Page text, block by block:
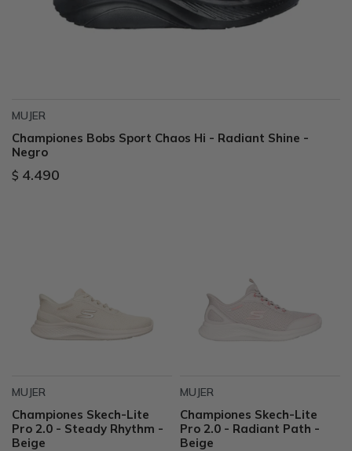
MUJER
Championes Bobs Sport Chaos Hi - Radiant Shine -
Negro
$ 4.490
MUJER
Championes Skech-Lite
Pro 2.0 - Steady Rhythm -
Beige
MUJER
Championes Skech-Lite
Pro 2.0 - Radiant Path -
Beige